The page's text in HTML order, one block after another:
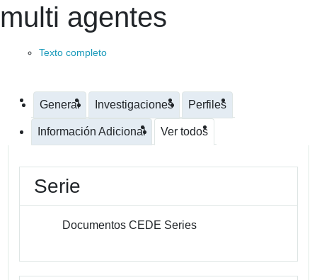
multi agentes
Texto completo
General Investigaciones Perfiles
Información Adicional Ver todos
Serie
Documentos CEDE Series